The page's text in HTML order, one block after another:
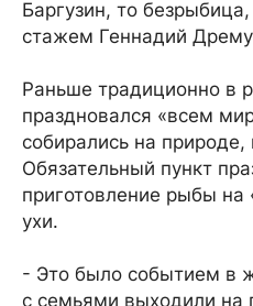
Баргузин, то
стажем Геннадий
Раньше традиционно в
праздновался «всем
собирались на
Обязательный пункт
приготовление рыбы на
ухи.
- Это было событием в
с семьями выходили на